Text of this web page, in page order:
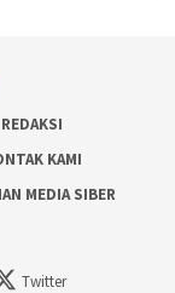
REDAKSI
KAMI
MEDIA SIBER
Twitter